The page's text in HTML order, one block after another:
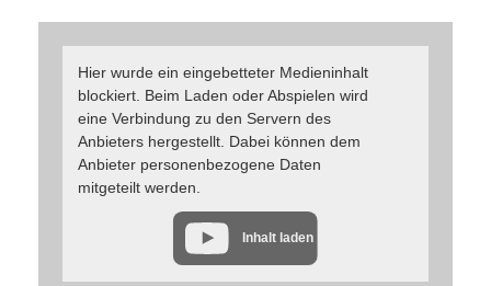
Hier wurde ein eingebetteter Medieninhalt
blockiert. Beim Laden oder Abspielen wird
eine Verbindung zu den Servern des
Anbieters hergestellt. Dabei können dem
Anbieter personenbezogene Daten
mitgeteilt werden.
Inhalt laden